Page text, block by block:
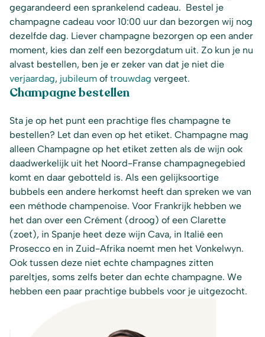
gegarandeerd een sprankelend cadeau. Bestel je
champagne cadeau voor 10:00 uur dan bezorgen wij nog
dezelfde dag. Liever champagne bezorgen op een ander
moment, kies dan zelf een bezorgdatum uit. Zo kun je nu
alvast bestellen, ben je er zeker van dat je niet die
verjaardag, jubileum of trouwdag vergeet.
Champagne bestellen
Sta je op het punt een prachtige fles champagne te
bestellen? Let dan even op het etiket. Champagne mag
alleen Champagne op het etiket zetten als de wijn ook
daadwerkelijk uit het Noord-Franse champagnegebied
komt en daar gebotteld is. Als een gelijksoortige
bubbels een andere herkomst heeft dan spreken we van
een méthode champenoise. Voor Frankrijk hebben we
het dan over een Crément (droog) of een Clarette
(zoet), in Spanje heet deze wijn Cava, in Italië een
Prosecco en in Zuid-Afrika noemt men het Vonkelwyn.
Ook tussen deze niet echte champagnes zitten
pareltjes, soms zelfs beter dan echte champagne. We
hebben een paar prachtige bubbels voor je uitgezocht.